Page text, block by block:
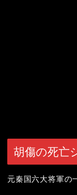
胡傷の死亡
元秦国六大将軍の